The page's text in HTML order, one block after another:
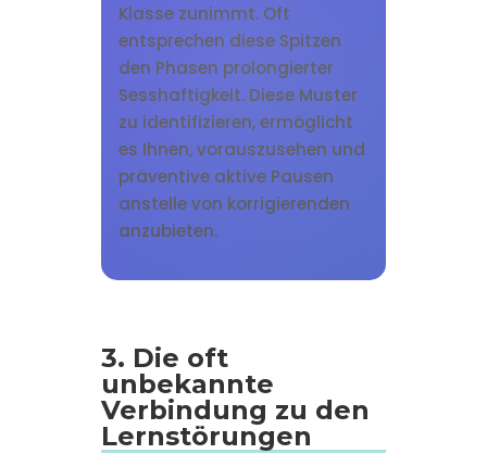
Klasse zunimmt. Oft
entsprechen diese Spitzen
den Phasen prolongierter
Sesshaftigkeit. Diese Muster
zu identifizieren, ermöglicht
es Ihnen, vorauszusehen und
präventive aktive Pausen
anstelle von korrigierenden
anzubieten.
3. Die oft
unbekannte
Verbindung zu den
Lernstörungen